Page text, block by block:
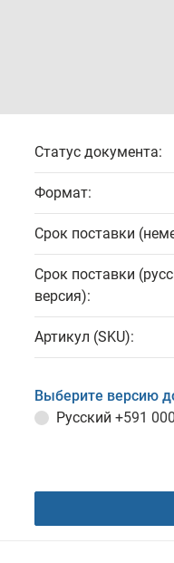
Статус документа:
Формат:
Срок поставки
Срок поставки
версия):
Артикул (SKU):
Выберите версию
Русский +591